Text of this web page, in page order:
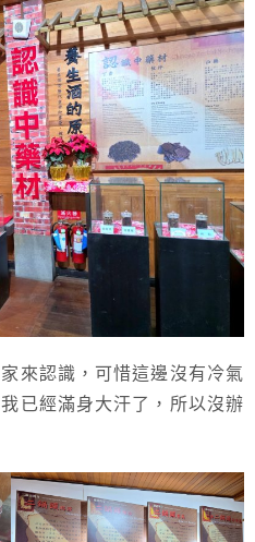
來認識，可惜這邊沒有冷氣
已經滿身大汗了，所以沒辦